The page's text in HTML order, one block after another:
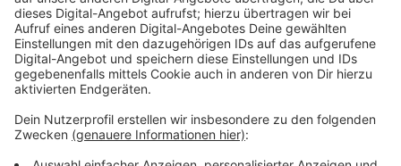
im ersten Quartal nächsten Jahres abgeschlossen.
Anzeige